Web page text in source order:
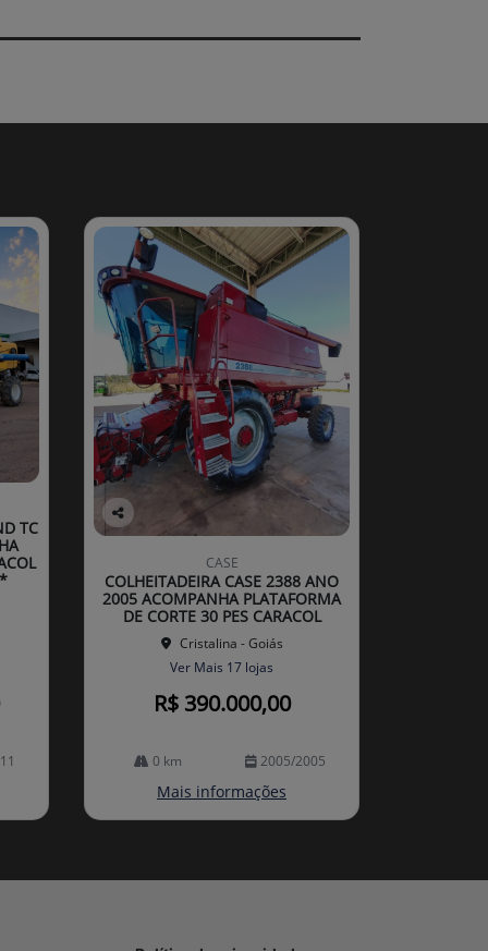
TC
Co
arti
lhe
CASE
COLHEITADEIRA CASE 2388 ANO
2005 ACOMPANHA PLATAFORMA
DE CORTE 30 PES CARACOL
Cristalina - Goiás
Ver Mais 17 lojas
R$ 390.000,00
0 km 2005/2005
Mais informações